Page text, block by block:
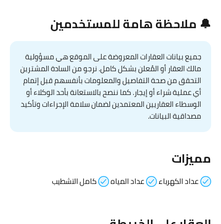
🔔 ملاحظة هامة للمستخدمين
جميع بيانات العقارات المعروضة على الموقع هي مسؤولية
مالك العقار أو المُعلن بشكل كامل. نرجو من السادة المشترين
التحقق من صحة التفاصيل والمعلومات بأنفسهم قبل إتمام
أي عملية شراء أو إيجار. كما ننصح بالاستعانة بأحد الوكلاء أو
الوسطاء العقاريين المعتمدين لضمان سلامة الإجراءات وتأكيد
مصداقية البيانات.
مميزات
عداد الكهرباء عداد المياه كامل التشطيب